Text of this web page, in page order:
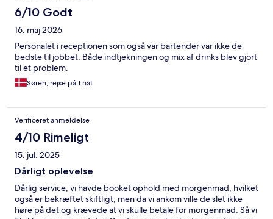
6/10 Godt
16. maj 2026
Personalet i receptionen som også var bartender var ikke de
bedste til jobbet. Både indtjekningen og mix af drinks blev gjort
til et problem.
Søren, rejse på 1 nat
Verificeret anmeldelse
4/10 Rimeligt
15. jul. 2025
Dårligt oplevelse
Dårlig service, vi havde booket ophold med morgenmad, hvilket
også er bekræftet skiftligt, men da vi ankom ville de slet ikke
høre på det og krævede at vi skulle betale for morgenmad. Så vi